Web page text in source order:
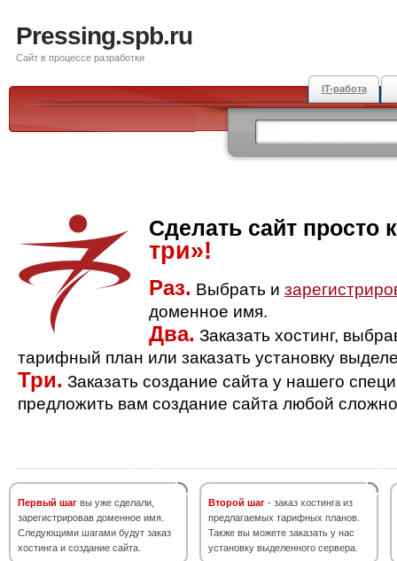
Pressing.spb.ru
Сайт в процессе разработки
IT-работа
Сделать сайт просто
три»!
Раз. Выбрать и
доменное имя.
Два. Заказать хостинг,
тарифный план или заказать установку
Три. Заказать создание сайта у нашего
предложить вам создание сайта любой
Первый шаг вы уже сделали,
зарегистрировав доменное имя.
Следующими шагами будут заказ
хостинга и создание сайта.
Второй шаг - заказ хостинга из
предлагаемых тарифных планов.
Также вы можете заказать у нас
установку выделенного сервера.